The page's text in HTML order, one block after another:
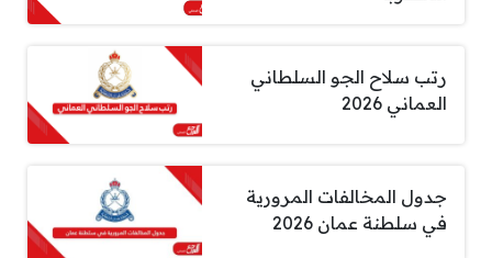
رتب سلاح الجو السلطاني
العماني 2026
جدول المخالفات المرورية
في سلطنة عمان 2026